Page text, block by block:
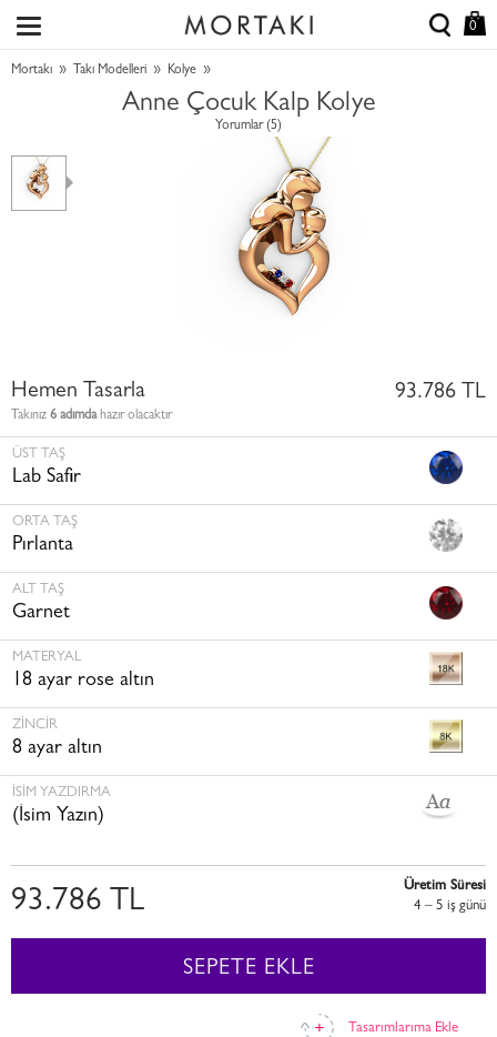
0
Mortakı » Takı Modelleri » Kolye »
Anne Çocuk Kalp Kolye
Yorumlar (5)
Hemen Tasarla
Takınız 6 adımdahazır olacaktır
93.786 TL
ÜST TAŞ
Lab Safir
ORTA TAŞ
Pırlanta
ALT TAŞ
Garnet
MATERYAL
18 ayar rose altın
ZINCIR
8 ayar altın
İSİM YAZDIRMA
(İsim Yazın)
Tasarımlarıma Ekle
93.786 TL
Üretim Süresi
4 – 5 i̇ş günü
SEPETE EKLE